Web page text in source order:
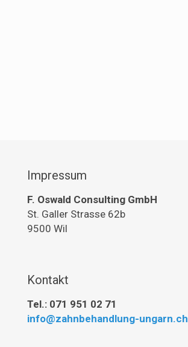
Impressum
F. Oswald Consulting GmbH
St. Galler Strasse 62b
9500 Wil
Kontakt
Tel.: 071 951 02 71
info@zahnbehandlung-ungarn.ch